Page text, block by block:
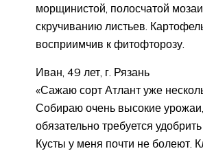
морщинистой, полосчатой
скручиванию листьев.
восприимчив к фитофторозу.
Иван, 49 лет, г. Рязань
«Сажаю сорт Атлант уже
Собираю очень высокие
обязательно требуется
Кусты у меня почти не болеют.